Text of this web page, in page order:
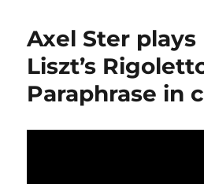
Axel Ster plays
Liszt’s
Paraphrase in